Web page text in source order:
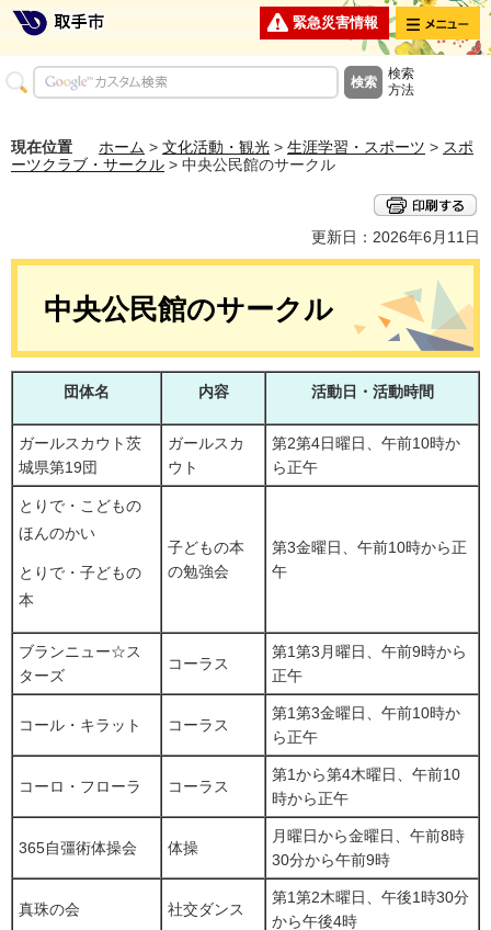
緊急災害情報 メニュー
検索
方法
現在位置 ホーム > 文化活動・観光 > 生涯学習・スポーツ > スポ
ーツクラブ・サークル > 中央公民館のサークル
更新日：2026年6月11日
中央公民館のサークル
団体名 内容 活動日・活動時間
ガールスカウト茨
城県第19団
ガールスカ
ウト
第2第4日曜日、午前10時か
ら正午
とりで・こどもの
ほんのかい
とりで・子どもの
本
子どもの本
の勉強会
第3金曜日、午前10時から正
午
ブランニュー☆ス
ターズ
コーラス
第1第3月曜日、午前9時から
正午
コール・キラット コーラス
第1第3金曜日、午前10時か
ら正午
コーロ・フローラ コーラス
第1から第4木曜日、午前10
時から正午
365自彊術体操会 体操
月曜日から金曜日、午前8時
30分から午前9時
真珠の会 社交ダンス
第1第2木曜日、午後1時30分
から午後4時